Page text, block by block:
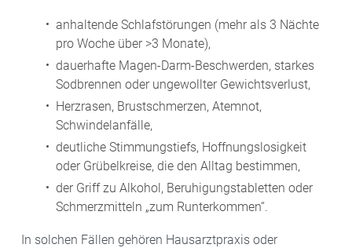
anhaltende Schlafstörungen (mehr als 3 Nächte
pro Woche über >3 Monate),
dauerhafte Magen-Darm-Beschwerden, starkes
Sodbrennen oder ungewollter Gewichtsverlust,
Herzrasen, Brustschmerzen, Atemnot,
Schwindelanfälle,
deutliche Stimmungstiefs, Hoffnungslosigkeit
oder Grübelkreise, die den Alltag bestimmen,
der Griff zu Alkohol, Beruhigungstabletten oder
Schmerzmitteln „zum Runterkommen“.
In solchen Fällen gehören Hausarztpraxis oder